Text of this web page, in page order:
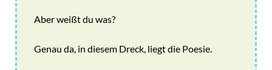
Aber weißt du was?
Genau da, in diesem Dreck, liegt die Poesie.